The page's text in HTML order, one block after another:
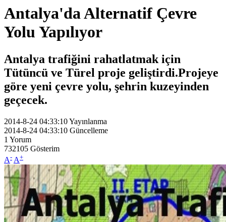
Antalya'da Alternatif Çevre
Yolu Yapılıyor
Antalya trafiğini rahatlatmak için
Tütüncü ve Türel proje geliştirdi.Projeye
göre yeni çevre yolu, şehrin kuzeyinden
geçecek.
2014-8-24 04:33:10Yayınlanma
2014-8-24 04:33:10 Güncelleme
1 Yorum
732105 Gösterim
A- A+